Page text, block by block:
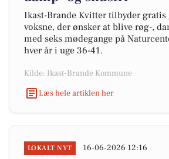
Ikast-Brande Kvitter tilbyder
voksne, der ønsker at blive røg-,
med seks mødegange på
hver år i uge 36-41.
Kilde: Ikast-Brande Kommune
Læs hele artiklen her
LOKALT NYT 16-06-2026 12:16